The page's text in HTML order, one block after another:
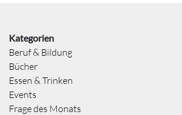
Kategorien
Beruf & Bildung
Bücher
Essen & Trinken
Events
Frage des Monats